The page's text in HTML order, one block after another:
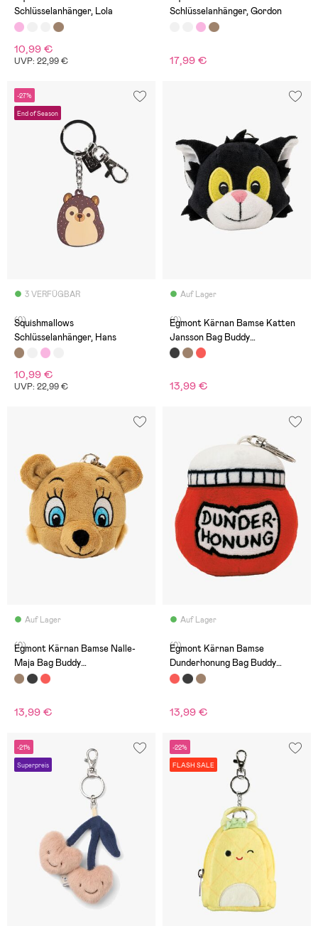
Schlüsselanhänger, Lola
10,99 €
UVP: 22,99 €
Schlüsselanhänger, Gordon
17,99 €
-27%
End of Season
3 VERFÜGBAR
(0)
Squishmallows
Schlüsselanhänger, Hans
10,99 €
UVP: 22,99 €
Auf Lager
(0)
Egmont Kärnan Bamse Katten
Jansson Bag Buddy
Schlüsselanhänger
13,99 €
Auf Lager
(0)
Egmont Kärnan Bamse Nalle-
Maja Bag Buddy
Schlüsselanhänger
13,99 €
Auf Lager
(0)
Egmont Kärnan Bamse
Dunderhonung Bag Buddy
Schlüsselanhänger
13,99 €
-21%
Superpreis
-22%
FLASH SALE